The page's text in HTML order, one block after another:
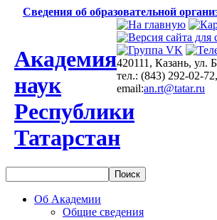
Сведения об образовательной
Академия
наук
Республики
Татарстан
420111, Казань, ул.
тел.: (843) 292-02-
email:an.rt@tatar.ru
Об Академии
Общие сведения